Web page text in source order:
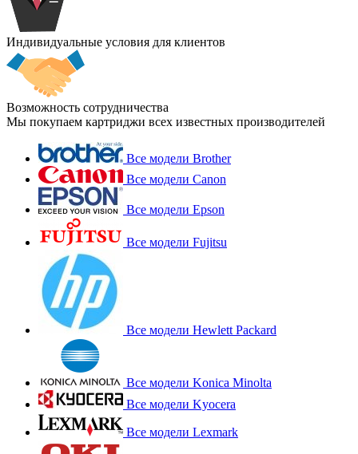
Индивидуальные условия для клиентов
Возможность сотрудничества
Мы покупаем картриджи всех известных производителей
Все модели Brother
Все модели Canon
Все модели Epson
Все модели Fujitsu
Все модели Hewlett Packard
Все модели Konica Minolta
Все модели Kyocera
Все модели Lexmark